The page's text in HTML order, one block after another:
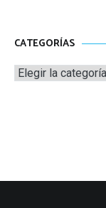
CATEGORÍAS
Categorías